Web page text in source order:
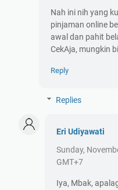
Nah ini nih yang
pinjaman online
awal dan pahit
CekAja, mungkin
Reply
Replies
Eri Udiyawati
Sunday,
GMT+7
Iya, Mbak,